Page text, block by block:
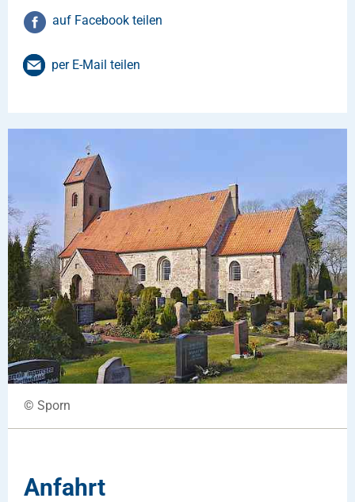
auf Facebook teilen
per E-Mail teilen
© Sporn
Anfahrt